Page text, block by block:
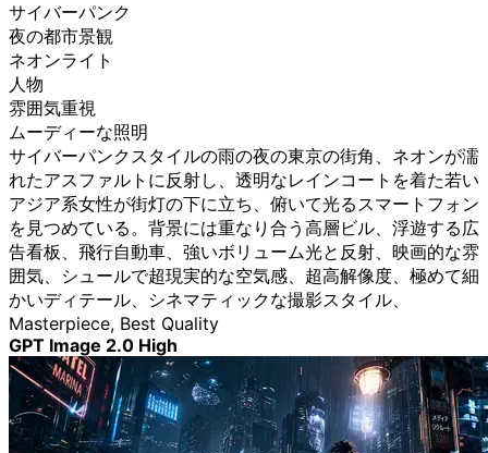
サイバーパンク
夜の都市景観
ネオンライト
人物
雰囲気重視
ムーディーな照明
サイバーパンクスタイルの雨の夜の東京の街角、ネオンが濡
れたアスファルトに反射し、透明なレインコートを着た若い
アジア系女性が街灯の下に立ち、俯いて光るスマートフォン
を見つめている。背景には重なり合う高層ビル、浮遊する広
告看板、飛行自動車、強いボリューム光と反射、映画的な雰
囲気、シュールで超現実的な空気感、超高解像度、極めて細
かいディテール、シネマティックな撮影スタイル、
Masterpiece, Best Quality
GPT Image 2.0 High